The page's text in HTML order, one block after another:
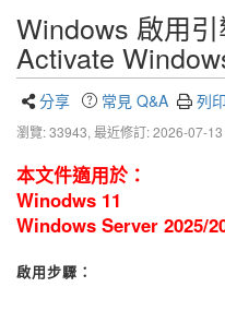
Windows 啟用
Activate
分享 常見 Q&A 列印
瀏覽: 33943, 最近修訂: 2026-07-13
本文件適用於：
Winodws 11
Windows Server 2025/
啟用步驟：